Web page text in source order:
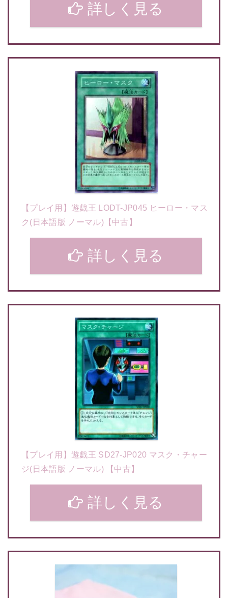
詳しく見る
【プレイ用】遊戯王 LODT-JP045 ヒーロー・マス
ク(日本語版 ノーマル)【中古】
詳しく見る
【プレイ用】遊戯王 SD27-JP020 マスク・チャー
ジ(日本語版 ノーマル) 【中古】
詳しく見る